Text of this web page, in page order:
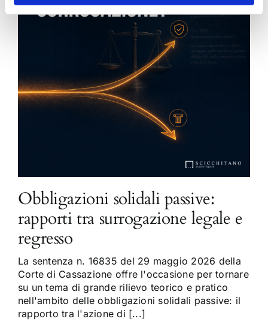
Obbligazioni solidali passive:
rapporti tra surrogazione legale e
regresso
La sentenza n. 16835 del 29 maggio 2026 della
Corte di Cassazione offre l'occasione per tornare
su un tema di grande rilievo teorico e pratico
nell'ambito delle obbligazioni solidali passive: il
rapporto tra l'azione di [...]